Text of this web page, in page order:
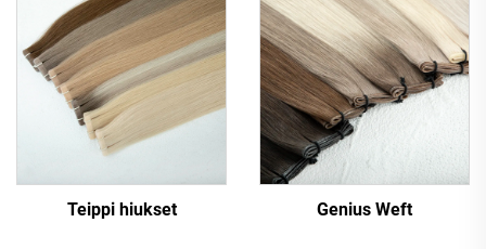
Teippi hiukset Genius Weft